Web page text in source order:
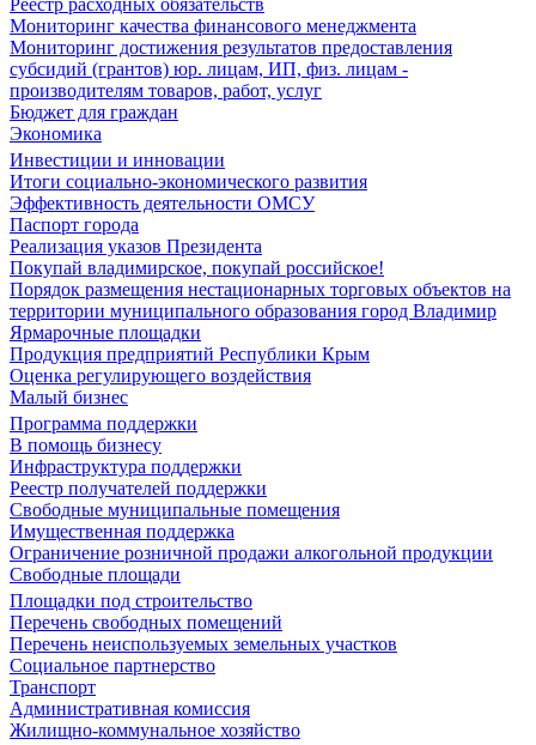
Реестр расходных обязательств
Мониторинг качества финансового менеджмента
Мониторинг достижения результатов предоставления
субсидий (грантов) юр. лицам, ИП, физ. лицам -
производителям товаров, работ, услуг
Бюджет для граждан
Экономика
Инвестиции и инновации
Итоги социально-экономического развития
Эффективность деятельности ОМСУ
Паспорт города
Реализация указов Президента
Покупай владимирское, покупай российское!
Порядок размещения нестационарных торговых объектов на
территории муниципального образования город Владимир
Ярмарочные площадки
Продукция предприятий Республики Крым
Оценка регулирующего воздействия
Малый бизнес
Программа поддержки
В помощь бизнесу
Инфраструктура поддержки
Реестр получателей поддержки
Свободные муниципальные помещения
Имущественная поддержка
Ограничение розничной продажи алкогольной продукции
Свободные площади
Площадки под строительство
Перечень свободных помещений
Перечень неиспользуемых земельных участков
Социальное партнерство
Транспорт
Административная комиссия
Жилищно-коммунальное хозяйство